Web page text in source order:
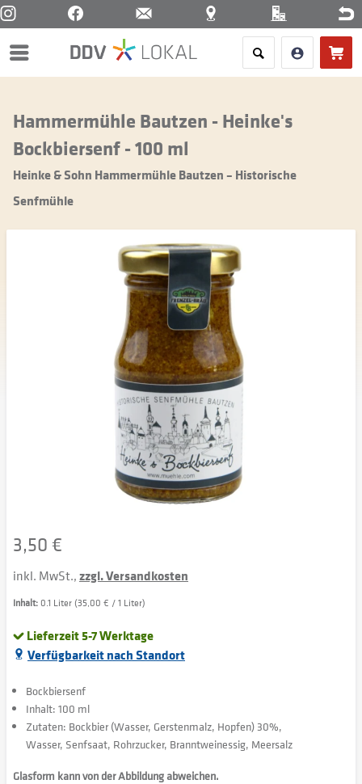
Menü
Hammermühle Bautzen - Heinke's
Bockbiersenf - 100 ml
Heinke & Sohn Hammermühle Bautzen – Historische
Senfmühle
3,50 €
inkl. MwSt.,zzgl. Versandkosten
Inhalt: 0.1 Liter (35,00 € / 1 Liter)
Lieferzeit 5-7 Werktage
Verfügbarkeit nach Standort
Bockbiersenf
Inhalt: 100 ml
Zutaten: Bockbier (Wasser, Gerstenmalz, Hopfen) 30%,
Wasser, Senfsaat, Rohrzucker, Branntweinessig, Meersalz
Glasform kann von der Abbildung abweichen.